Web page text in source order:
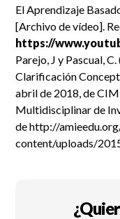
El Aprendizaje
[Archivo de vídeo].
https://
Parejo, J y Pascual,
Clarificación
abril de 2018, de
Multidisciplinar de
de http://
content/uploads/